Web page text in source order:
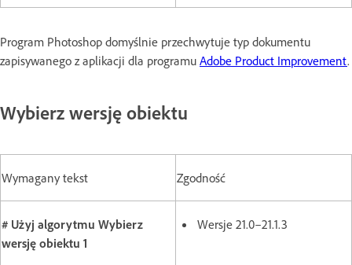
Program Photoshop domyślnie przechwytuje typ dokumentu
zapisywanego z aplikacji dla programu Adobe Product Improvement.
Wybierz wersję obiektu
Wymagany tekst Zgodność
# Użyj algorytmu Wybierz
wersję obiektu 1
Wersje 21.0–21.1.3